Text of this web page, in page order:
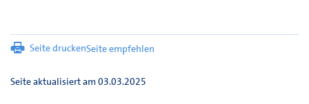
Seite druckenSeite empfehlen
Seite aktualisiert am 03.03.2025